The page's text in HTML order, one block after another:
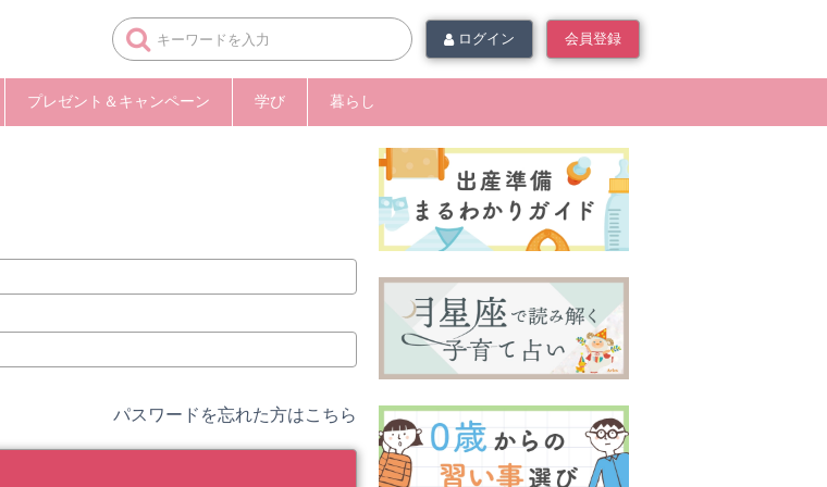
ログイン 会員登録
プレゼント＆キャンペーン 学び 暮らし
パスワードを忘れた方はこちら